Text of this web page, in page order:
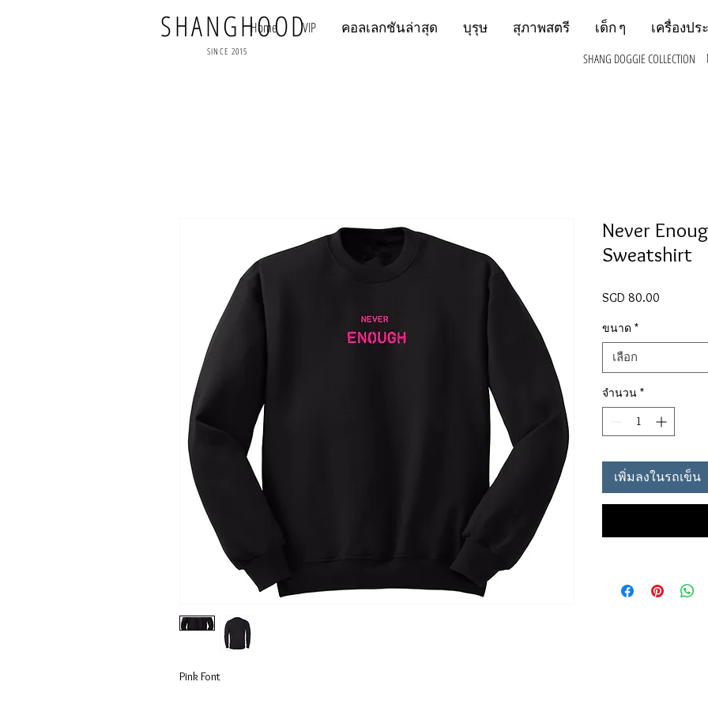
SHANGHOOD
SINCE 2015
Home VIP คอลเลกชันล่าสุด บุรุษ สุภาพสตรี เด็ก ๆ เครื่องปร
SHANG DOGGIE COLLECTION
Pink Font
Never
Sweatshirt
SGD 80.00
ขนาด *
เลือก
จำนวน *
เพิ่มลงในรถเข็น